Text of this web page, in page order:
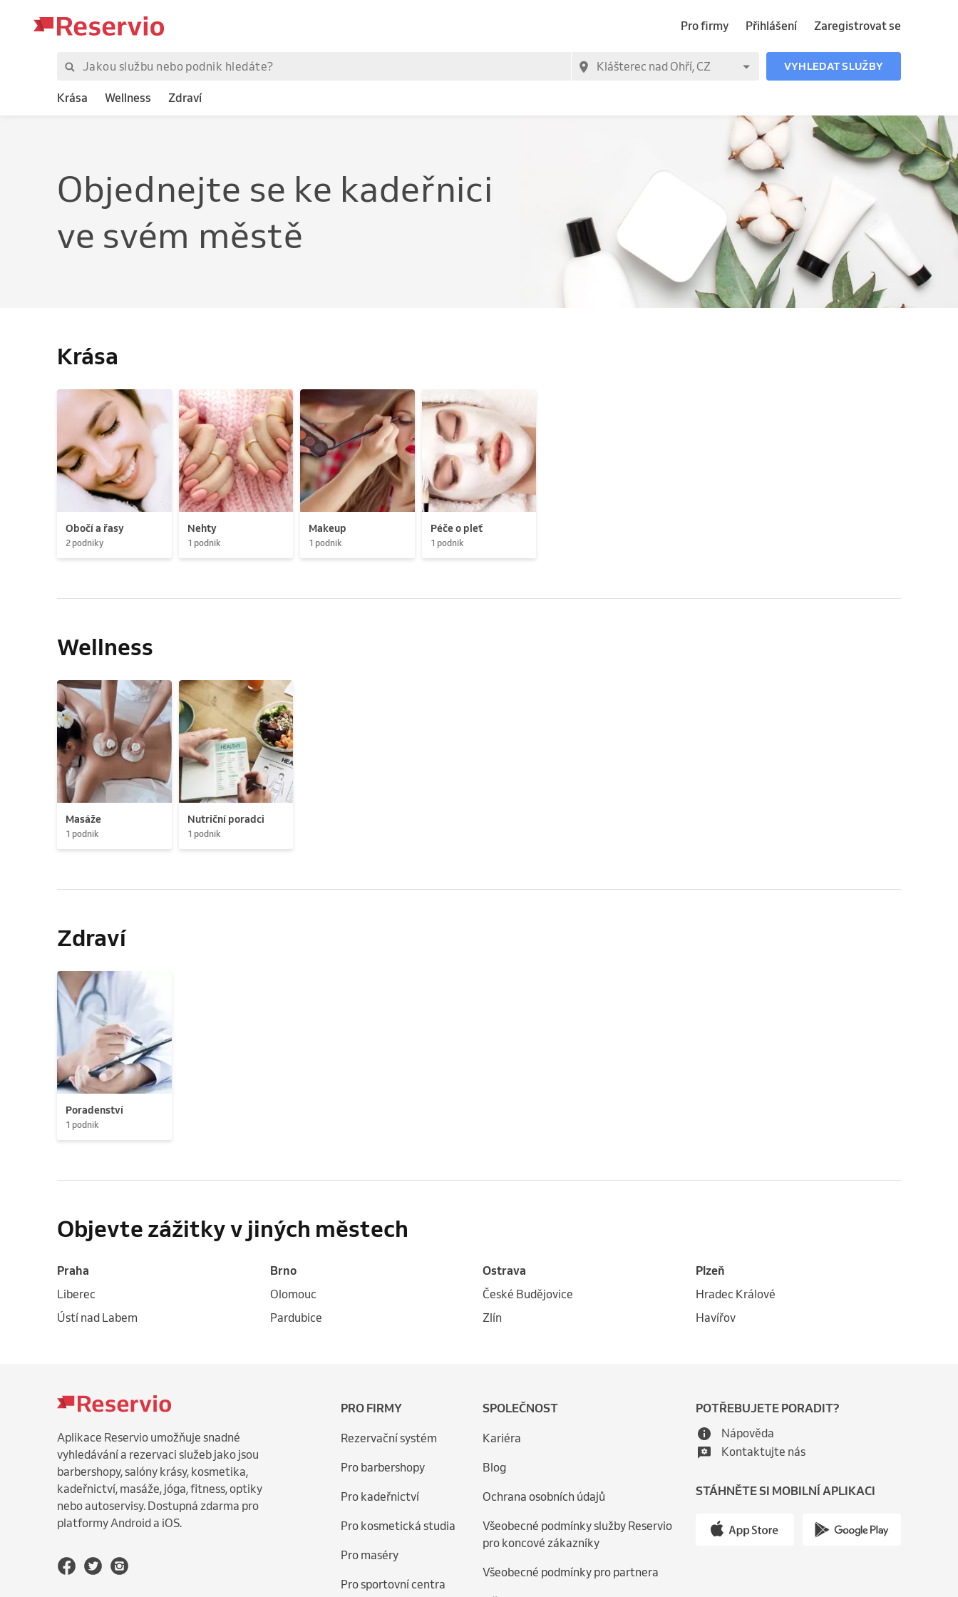
Pro firmy Přihlášení Zaregistrovat se
VYHLEDAT SLUŽBY
Krása Wellness Zdraví
Objednejte se ke kadeřnici
ve svém městě
Krása
Obočí a řasy
2 podniky
Nehty
1 podnik
Makeup
1 podnik
Péče o pleť
1 podnik
Wellness
Masáže
1 podnik
Nutriční poradci
1 podnik
Zdraví
Poradenství
1 podnik
Objevte zážitky v jiných městech
Praha Brno Ostrava
Plzeň
Liberec
Olomouc České Budějovice
Hradec Králové
Ústí nad Labem
Pardubice Zlín Havířov
Aplikace Reservio umožňuje snadné
vyhledávání a rezervaci služeb jako jsou
barbershopy, salóny krásy, kosmetika,
kadeřnictví, masáže, jóga, fitness, optiky
nebo autoservisy. Dostupná zdarma pro
platformy Android a iOS.
PRO FIRMY
Rezervační systém
Pro barbershopy
Pro kadeřnictví
Pro kosmetická studia
Pro maséry
Pro sportovní centra
SPOLEČNOST
Kariéra
Blog
Ochrana osobních údajů
Všeobecné podmínky služby Reservio
pro koncové zákazníky
Všeobecné podmínky pro partnera
POTŘEBUJETE PORADIT?
Nápověda
Kontaktujte nás
STÁHNĚTE SI MOBILNÍ APLIKACI